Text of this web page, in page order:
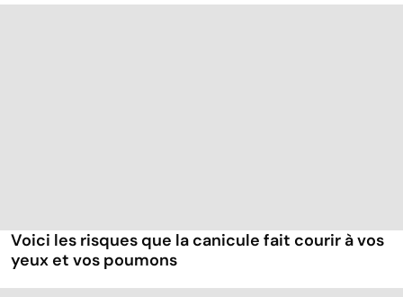
Voici les risques que la canicule fait courir à vos
yeux et vos poumons